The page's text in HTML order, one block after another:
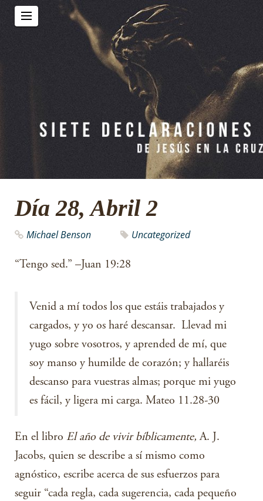
Día 28, Abril 2
Michael Benson Uncategorized
“Tengo sed.” –Juan 19:28
Venid a mí todos los que estáis trabajados y
cargados, y yo os haré descansar. Llevad mi
yugo sobre vosotros, y aprended de mí, que
soy manso y humilde de corazón; y hallaréis
descanso para vuestras almas; porque mi yugo
es fácil, y ligera mi carga. Mateo 11.28-30
En el libro El año de vivir bíblicamente,A. J.
Jacobs, quien se describe a sí mismo como
agnóstico, escribe acerca de sus esfuerzos para
seguir “cada regla, cada sugerencia, cada pequeño